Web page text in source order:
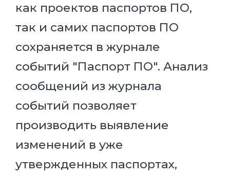
как проектов паспортов ПО,
так и самих паспортов ПО
сохраняется в журнале
событий "Паспорт ПО". Анализ
сообщений из журнала
событий позволяет
производить выявление
изменений в уже
утвержденных паспортах,